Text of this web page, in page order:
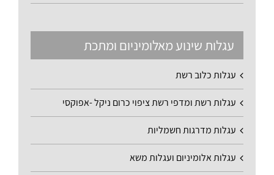
עגלות שינוע מאלומיניום ומתכת
עגלות כלוב רשת
עגלות רשת ומדפי רשת ציפוי כרום ניקל -אפוקסי
עגלות מדרגות חשמליות
עגלות אלומיניום ועגלות משא